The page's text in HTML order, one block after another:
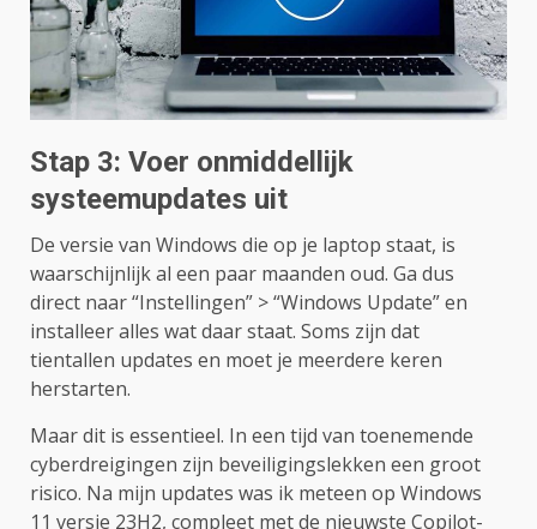
Stap 3: Voer onmiddellijk
systeemupdates uit
De versie van Windows die op je laptop staat, is
waarschijnlijk al een paar maanden oud. Ga dus
direct naar “Instellingen” > “Windows Update” en
installeer alles wat daar staat. Soms zijn dat
tientallen updates en moet je meerdere keren
herstarten.
Maar dit is essentieel. In een tijd van toenemende
cyberdreigingen zijn beveiligingslekken een groot
risico. Na mijn updates was ik meteen op Windows
11 versie 23H2, compleet met de nieuwste Copilot-